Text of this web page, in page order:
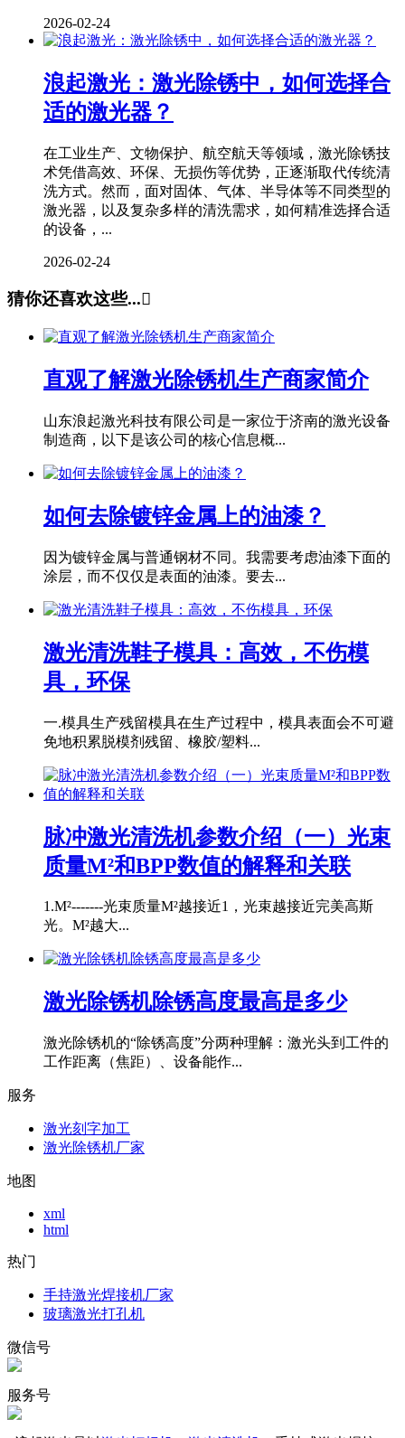
2026-02-24
浪起激光：激光除锈中，如何选择合
适的激光器？
在工业生产、文物保护、航空航天等领域，激光除锈技
术凭借高效、环保、无损伤等优势，正逐渐取代传统清
洗方式。然而，面对固体、气体、半导体等不同类型的
激光器，以及复杂多样的清洗需求，如何精准选择合适
的设备，...
2026-02-24
猜你还喜欢这些...
直观了解激光除锈机生产商家简介
山东浪起激光科技有限公司是一家位于济南的激光设备
制造商，以下是该公司的核心信息概...
如何去除镀锌金属上的油漆？
因为镀锌金属与普通钢材不同。我需要考虑油漆下面的
涂层，而不仅仅是表面的油漆。要去...
激光清洗鞋子模具：高效，不伤模
具，环保
一.模具生产残留模具在生产过程中，模具表面会不可避
免地积累脱模剂残留、橡胶/塑料...
脉冲激光清洗机参数介绍（一）光束
质量M²和BPP数值的解释和关联
1.M²-------光束质量M²越接近1，光束越接近完美高斯
光。M²越大...
激光除锈机除锈高度最高是多少
激光除锈机的“除锈高度”分两种理解：激光头到工件的
工作距离（焦距）、设备能作...
服务
激光刻字加工
激光除锈机厂家
地图
xml
html
热门
手持激光焊接机厂家
玻璃激光打孔机
微信号
服务号